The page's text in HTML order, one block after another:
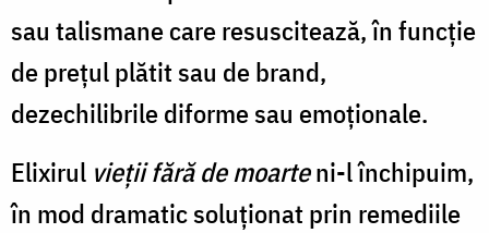
sau talismane care resuscitează, în funcţie
de preţul plătit sau de brand,
dezechilibrile diforme sau emoţionale.
Elixirul vieţii fără de moarteni-l închipuim,
în mod dramatic soluţionat prin remediile